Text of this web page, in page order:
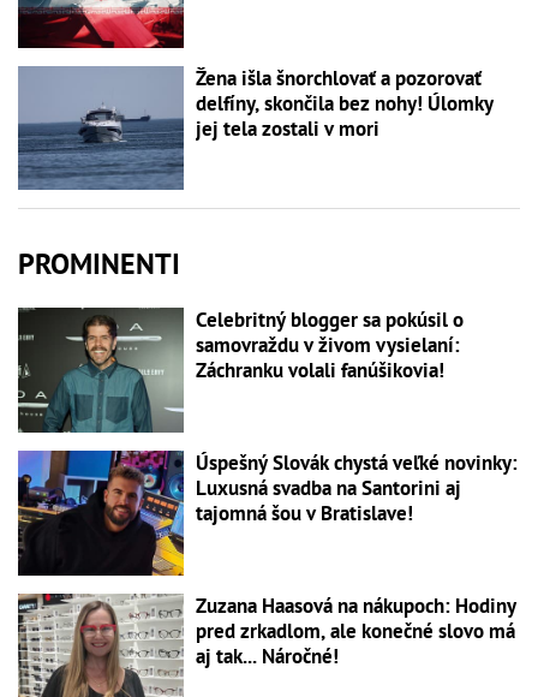
Žena išla šnorchlovať a pozorovať
delfíny, skončila bez nohy! Úlomky
jej tela zostali v mori
PROMINENTI
Celebritný blogger sa pokúsil o
samovraždu v živom vysielaní:
Záchranku volali fanúšikovia!
Úspešný Slovák chystá veľké novinky:
Luxusná svadba na Santorini aj
tajomná šou v Bratislave!
Zuzana Haasová na nákupoch: Hodiny
pred zrkadlom, ale konečné slovo má
aj tak... Náročné!